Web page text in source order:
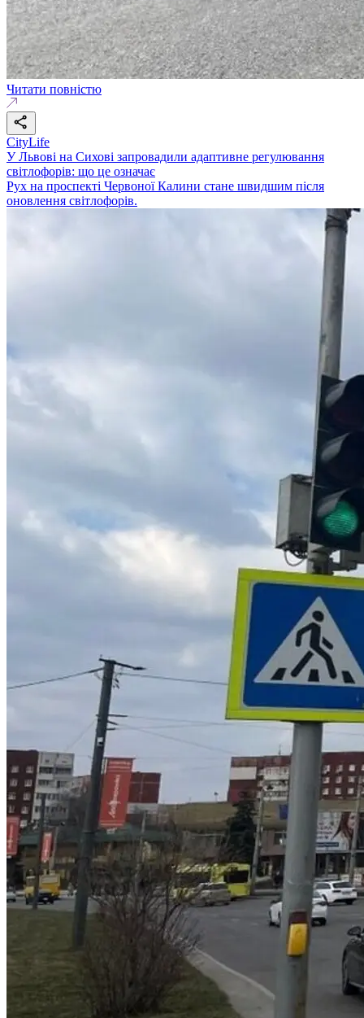
Читати повністю
CityLife
У Львові на Сихові запровадили адаптивне регулювання
світлофорів: що це означає
Рух на проспекті Червоної Калини стане швидшим після
оновлення світлофорів.